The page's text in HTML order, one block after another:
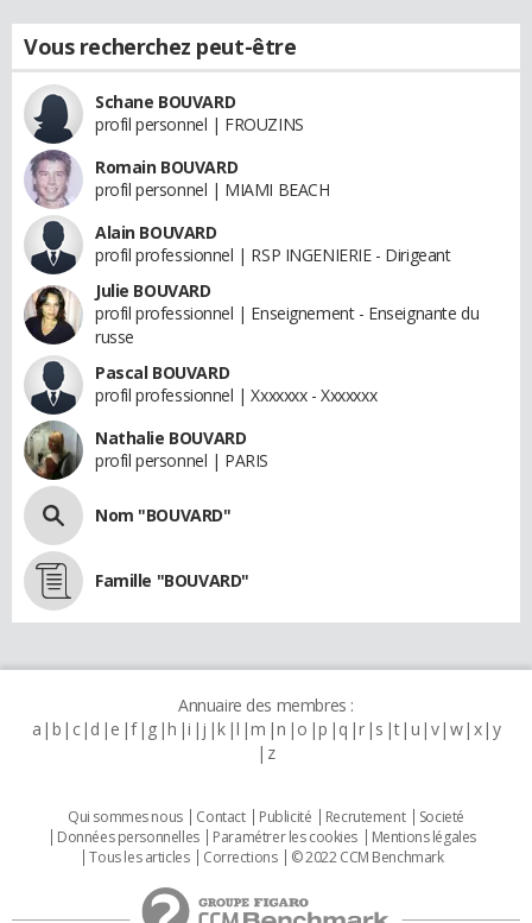
Vous recherchez peut-être
Schane BOUVARD
profil personnel | FROUZINS
Romain BOUVARD
profil personnel | MIAMI BEACH
Alain BOUVARD
profil professionnel | RSP INGENIERIE - Dirigeant
Julie BOUVARD
profil professionnel | Enseignement - Enseignante du
russe
Pascal BOUVARD
profil professionnel | Xxxxxxx - Xxxxxxx
Nathalie BOUVARD
profil personnel | PARIS
Nom "BOUVARD"
Famille "BOUVARD"
Annuaire des membres :
a b c d e f g h i j k l m n o p q r s t u v w x y
z
Qui sommes nous Contact Publicité Recrutement
Societé
Données personnelles
Paramétrer les cookies
Mentions légales
Tous les articles
Corrections © 2022 CCM Benchmark